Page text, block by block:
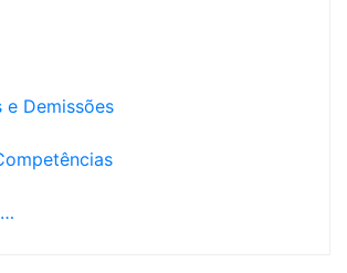
e Demissões